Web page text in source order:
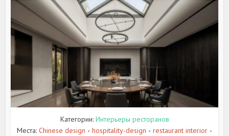
Категории: Интерьеры ресторанов
Места: Chinese design • hospitality-design • restaurant interior •